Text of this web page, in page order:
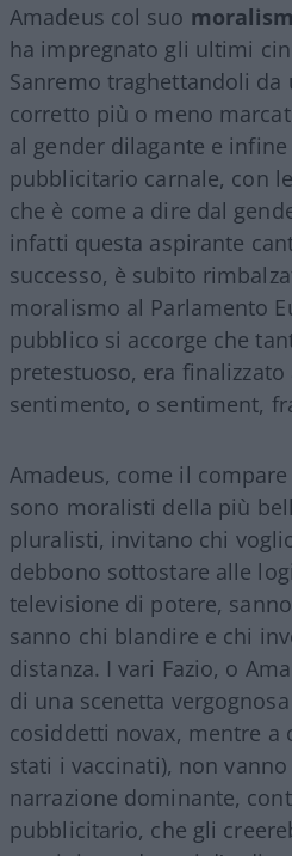
Amadeus col suo
ha impregnato gli ultimi
Sanremo traghettandoli
corretto più o meno
al gender dilagante e
pubblicitario carnale, con
che è come a dire dal
infatti questa aspirante
successo, è subito
moralismo al Parlamento
pubblico si accorge che
pretestuoso, era
sentimento, o sentiment,
Amadeus, come il compare
sono moralisti della più
pluralisti, invitano chi
debbono sottostare alle
televisione di potere,
sanno chi blandire e chi
distanza. I vari Fazio, o
di una scenetta
cosiddetti novax, mentre a
stati i vaccinati), non
narrazione dominante,
pubblicitario, che gli